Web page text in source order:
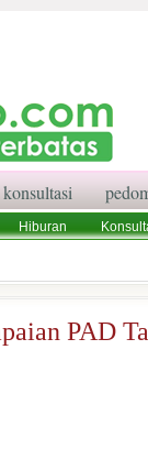
Hiburan
PAD